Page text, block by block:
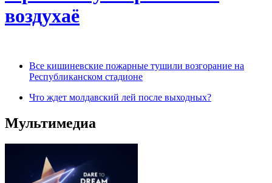
воздухаё
Все кишиневские пожарные тушили возгорание на
Республиканском стадионе
Что ждет молдавский лей после выходных?
Мультимедиа